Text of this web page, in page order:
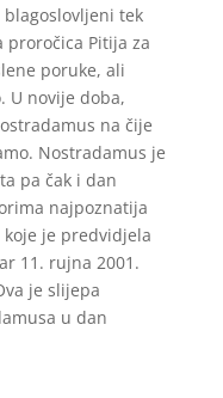
tek
proročica Pitija za
poruke, ali
U novije doba,
na čije
Nostradamus je
pa čak i dan
najpoznatija
koje je predvidjela
11. rujna 2001.
je slijepa
u dan